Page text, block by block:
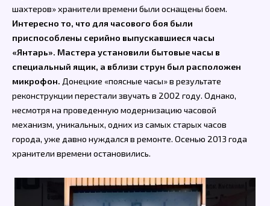
шахтеров» хранители времени были оснащены боем.
Интересно то, что для часового боя были
приспособлены серийно выпускавшиеся часы
«Янтарь». Мастера установили бытовые часы в
специальный ящик, а вблизи струн был расположен
микрофон. Донецкие «поясные часы» в результате
реконструкции перестали звучать в 2002 году. Однако,
несмотря на проведенную модернизацию часовой
механизм, уникальных, одних из самых старых часов
города, уже давно нуждался в ремонте. Осенью 2013 года
хранители времени остановились.